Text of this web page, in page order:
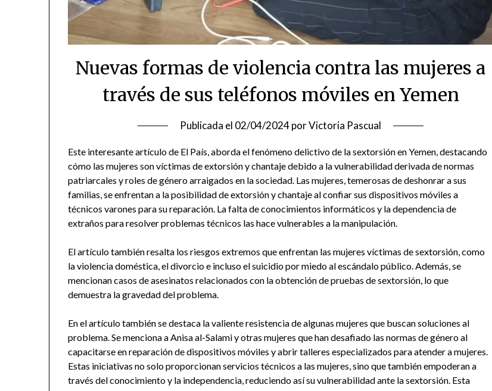
Nuevas formas de violencia contra las mujeres a
través de sus teléfonos móviles en Yemen
Publicada el 02/04/2024porVictoria Pascual
Este interesante artículo de El País, aborda el fenómeno delictivo de la sextorsión en Yemen, destacando
cómo las mujeres son víctimas de extorsión y chantaje debido a la vulnerabilidad derivada de normas
patriarcales y roles de género arraigados en la sociedad. Las mujeres, temerosas de deshonrar a sus
familias, se enfrentan a la posibilidad de extorsión y chantaje al confiar sus dispositivos móviles a
técnicos varones para su reparación. La falta de conocimientos informáticos y la dependencia de
extraños para resolver problemas técnicos las hace vulnerables a la manipulación.
El artículo también resalta los riesgos extremos que enfrentan las mujeres víctimas de sextorsión, como
la violencia doméstica, el divorcio e incluso el suicidio por miedo al escándalo público. Además, se
mencionan casos de asesinatos relacionados con la obtención de pruebas de sextorsión, lo que
demuestra la gravedad del problema.
En el artículo también se destaca la valiente resistencia de algunas mujeres que buscan soluciones al
problema. Se menciona a Anisa al-Salami y otras mujeres que han desafiado las normas de género al
capacitarse en reparación de dispositivos móviles y abrir talleres especializados para atender a mujeres.
Estas iniciativas no solo proporcionan servicios técnicos a las mujeres, sino que también empoderan a
través del conocimiento y la independencia, reduciendo así su vulnerabilidad ante la sextorsión. Esta